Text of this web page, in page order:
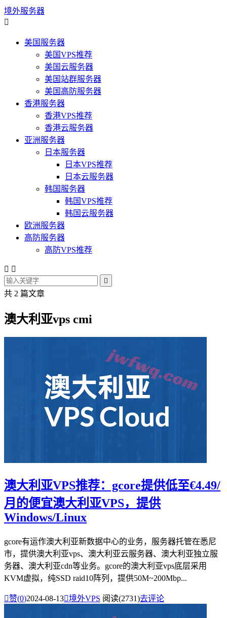
境外服务器

美国服务器
美国VPS推荐
美国云服务器
美国站群服务器
美国高防服务器
香港服务器
香港VPS推荐
香港云服务器
亚洲服务器
日本服务器
日本VPS推荐
日本云服务器
韩国服务器
韩国VPS推荐
韩国云服务器
欧洲服务器
高防服务器
高防VPS推荐
 

共 2 篇文章
澳大利亚vps cmi
澳大利亚VPS推荐：gcore提供低至€4.49/
月的便宜澳大利亚VPS，提供
Windows/Linux
gcore有运作澳大利亚新数据中心的业务，服务器托管在悉尼
市，提供澳大利亚vps、澳大利亚云服务器、澳大利亚独立服
务器、澳大利亚cdn等业务。gcore的澳大利亚vps底层采用
KVM虚拟，纯SSD raid10阵列，提供50M~200Mbp...
赞(0)2024-08-13境外VPS 阅读(2731)去评论